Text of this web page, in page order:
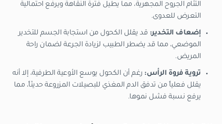
التئام الجروح المجهرية، مما يطيل فترة النقاهة ويرفع احتمالية
التعرض للعدوى.
إضعاف التخدير: قد يقلل الكحول من استجابة الجسم للتخدير
الموضعي، مما قد يضطر الطبيب لزيادة الجرعة لضمان راحة
المريض.
تروية فروة الرأس: رغم أن الكحول يوسع الأوعية الطرفية، إلا أنه
يقلل فعلياً من تدفق الدم المغذي للبصيلات المزروعة حديثاً، مما
يرفع نسبة فشل نموها.